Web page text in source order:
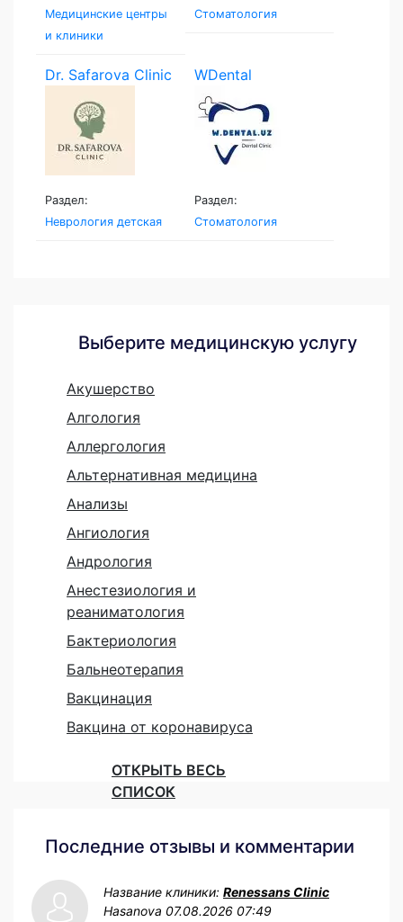
Медицинские центры
и клиники
Стоматология
Dr. Safarova Clinic
Раздел:
Неврология детская
WDental
Раздел:
Стоматология
Выберите медицинскую услугу
Акушерство
Алгология
Аллергология
Альтернативная медицина
Анализы
Ангиология
Андрология
Анестезиология и
реаниматология
Бактериология
Бальнеотерапия
Вакцинация
Вакцина от коронавируса
ОТКРЫТЬ ВЕСЬ
СПИСОК
Последние отзывы и комментарии
Название клиники: Renessans Clinic
Hasanova 07.08.2026 07:49